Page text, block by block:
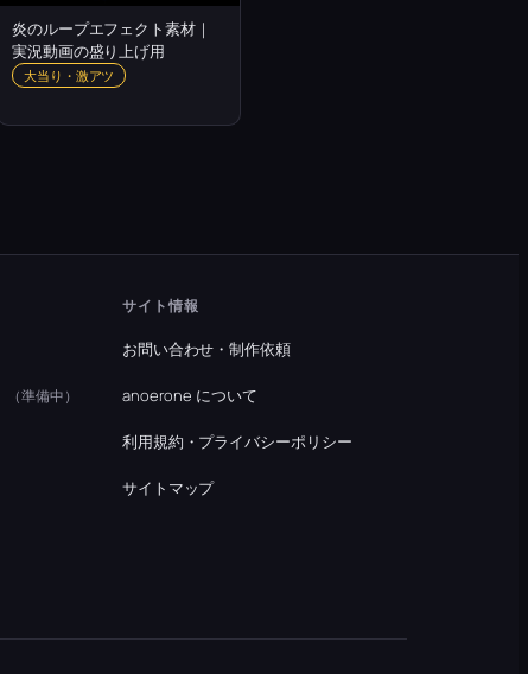
炎のループエフェクト素材｜
実況動画の盛り上げ用
大当り・激アツ
（準備中）
サイト情報
お問い合わせ・制作依頼
anoerone について
利用規約・プライバシーポリシー
サイトマップ